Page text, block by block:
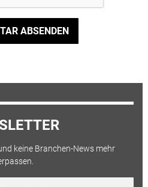
ABSENDEN
keine Branchen-News mehr